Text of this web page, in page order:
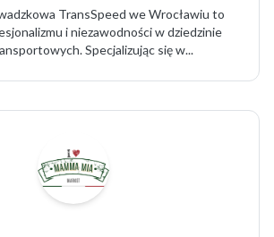
TransSpeed we Wrocławiu to
i niezawodności w dziedzinie
Specjalizując się w...